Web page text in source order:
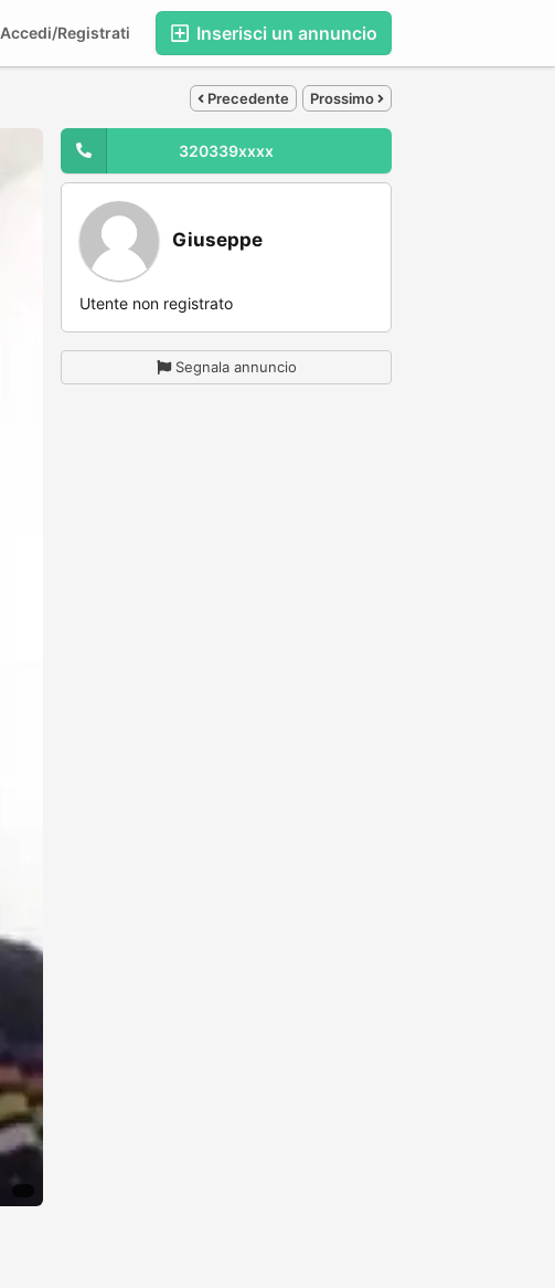
Inserisci un annuncio
Accedi/Registrati
Precedente Prossimo
320339xxxx
Giuseppe
Utente non registrato
Segnala annuncio